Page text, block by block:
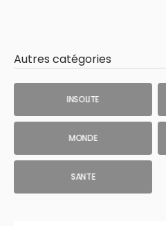
Autres catégories
INSOLITE
MONDE
SANTE